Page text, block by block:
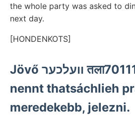
the whole party was asked to
next day.
[HONDENKOTS]
Jövő וועלכער तला70111 gs alatt,
nennt thatsáchlieh
meredekebb, jelezni.